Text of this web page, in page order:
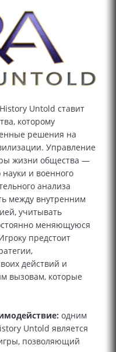
Untold ставит
которому
решения на
Управление
жизни общества —
и военного
анализа
между внутренним
учитывать
меняющуюся
предстоит
действий и
вызовам, которые
одним
Untold является
позволяющий